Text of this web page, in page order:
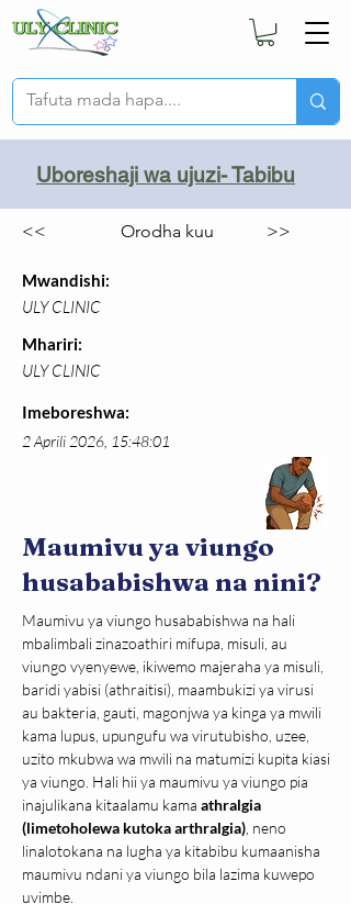
Uboreshaji wa ujuzi- Tabibu
<< Orodha kuu >>
Mwandishi:
ULY CLINIC
Mhariri:
ULY CLINIC
Imeboreshwa:
2 Aprili 2026, 15:48:01
Maumivu ya viungo
husababishwa na nini?
Maumivu ya viungo husababishwa na hali
mbalimbali zinazoathiri mifupa, misuli, au
viungo vyenyewe, ikiwemo majeraha ya misuli,
baridi yabisi (athraitisi), maambukizi ya virusi
au bakteria, gauti, magonjwa ya kinga ya mwili
kama lupus, upungufu wa virutubisho, uzee,
uzito mkubwa wa mwili na matumizi kupita kiasi
ya viungo. Hali hii ya maumivu ya viungo pia
inajulikana kitaalamu kama athralgia
(limetoholewa kutoka arthralgia) , neno
linalotokana na lugha ya kitabibu kumaanisha
maumivu ndani ya viungo bila lazima kuwepo
uvimbe.